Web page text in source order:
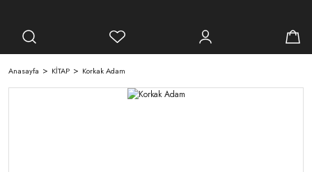
Anasayfa KİTAP Korkak Adam